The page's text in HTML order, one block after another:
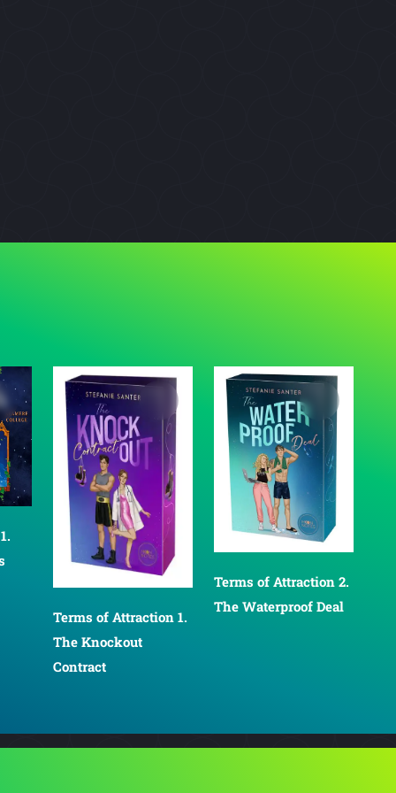
Terms of Attraction 1.
The Knockout
Contract
Terms of Attraction 2.
The Waterproof Deal